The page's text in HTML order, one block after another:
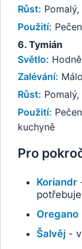
Růst:
Použití:
6. Tymián
Světlo:
Zalévání:
Růst:
Použití:
kuchyně
Pro
Koriandr
Oregano
Šalvěj-